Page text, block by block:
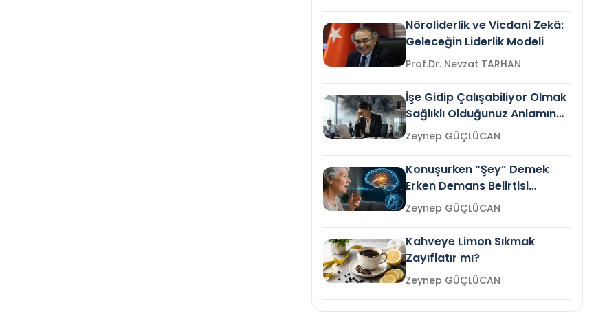
Nöroliderlik ve Vicdani Zekâ:
Geleceğin Liderlik Modeli
Prof.Dr. Nevzat TARHAN
İşe Gidip Çalışabiliyor Olmak
Sağlıklı Olduğunuz Anlamına
Gelir mi?Zeynep GÜÇLÜCAN
Konuşurken “Şey” Demek
Erken Demans Belirtisi
Olabilir mi?Zeynep GÜÇLÜCAN
Kahveye Limon Sıkmak
Zayıflatır mı?
Zeynep GÜÇLÜCAN